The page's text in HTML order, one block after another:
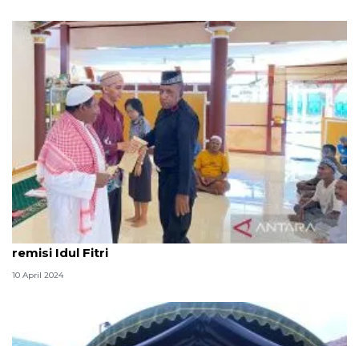
Sebanyak 138 warga binaan Lapas Sorong terima
remisi Idul Fitri
10 April 2024